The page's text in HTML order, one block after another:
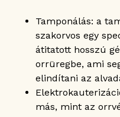
Tamponálás: a
szakorvos egy
átitatott hosszú
orrüregbe, ami
elindítani az
más, mint az